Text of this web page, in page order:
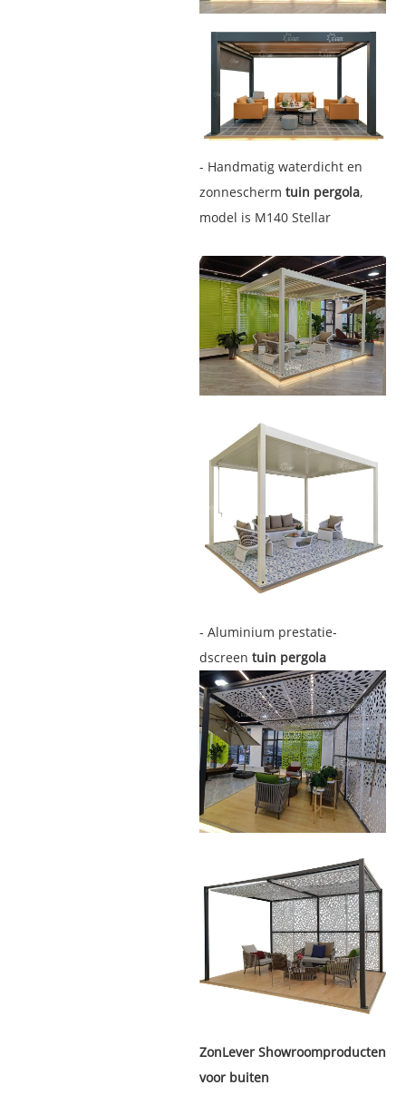
- Handmatig waterdicht en
zonnescherm tuin pergola,
model is M140 Stellar
- Aluminium prestatie-
dscreen tuin pergola
ZonLeverShowroomproducten
voor buiten